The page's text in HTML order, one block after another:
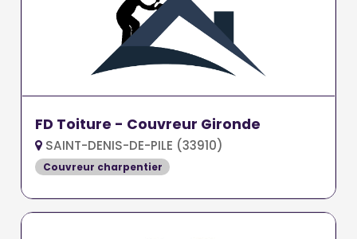
FD Toiture - Couvreur Gironde
SAINT-DENIS-DE-PILE (33910)
Couvreur charpentier